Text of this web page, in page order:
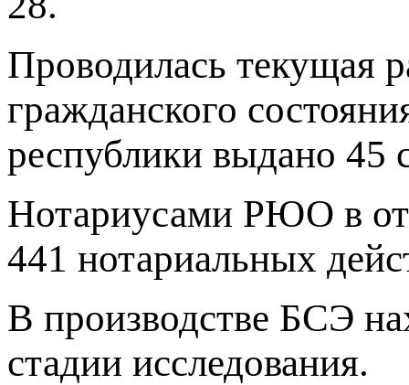
Проводилась текущая
гражданского
республики выдано 45
Нотариусами РЮО в
441 нотариальных
В производстве БСЭ
стадии исследования.